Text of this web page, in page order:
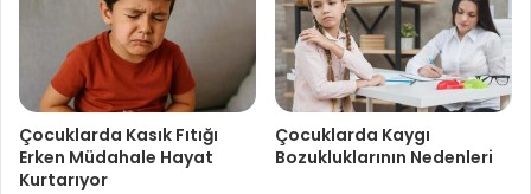
Çocuklarda Kasık Fıtığı
Erken Müdahale Hayat
Kurtarıyor
Çocuklarda Kaygı
Bozukluklarının Nedenleri